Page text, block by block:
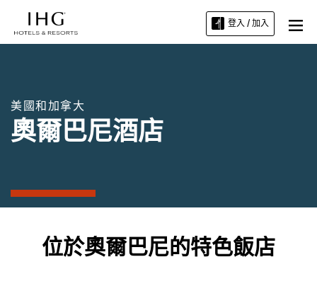
登入 / 加入
美國和加拿大
奧爾巴尼酒店
位於奧爾巴尼的特色飯店